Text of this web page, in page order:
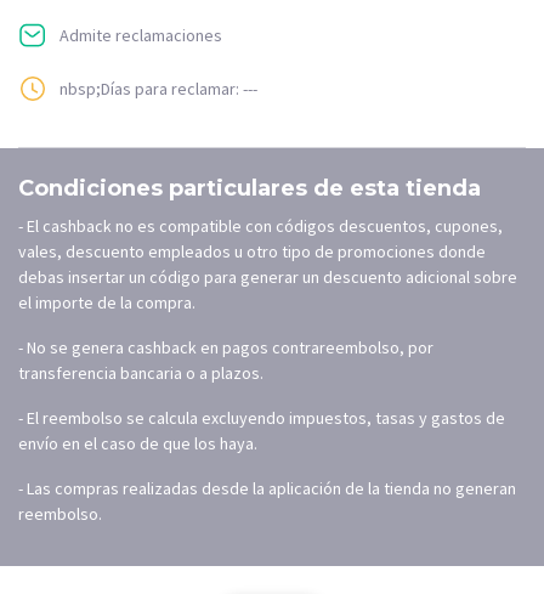
Admite reclamaciones
nbsp;Días para reclamar: ---
Condiciones particulares de esta tienda
- El cashback no es compatible con códigos descuentos, cupones,
vales, descuento empleados u otro tipo de promociones donde
debas insertar un código para generar un descuento adicional sobre
el importe de la compra.
- No se genera cashback en pagos contrareembolso, por
transferencia bancaria o a plazos.
- El reembolso se calcula excluyendo impuestos, tasas y gastos de
envío en el caso de que los haya.
- Las compras realizadas desde la aplicación de la tienda no generan
reembolso.